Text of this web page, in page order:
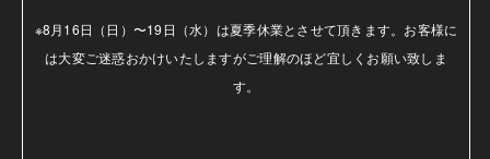
※8月16日（日）〜19日（水）は夏季休業とさせて頂きます。お客様に
は大変ご迷惑おかけいたしますがご理解のほど宜しくお願い致しま
す。